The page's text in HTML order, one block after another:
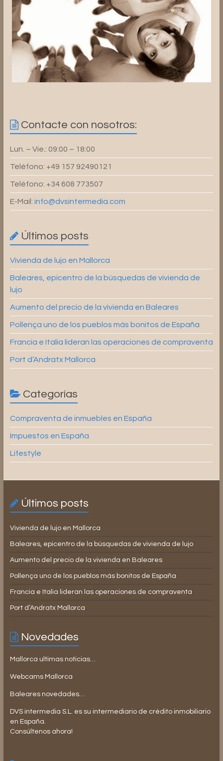
Contacte con nosotros:
Lun. – Vie.: 09:00 – 18:00
Teléfono: +49 157 92490121
Teléfono: +34 608 773507
E-Mail: info@dvsintermedia.com
Últimos posts
Vivienda de lujo en Mallorca
Baleares, epicentro de la búsquedas de vivienda de
lujo
Aumento del precio de la vivienda en Baleares
Pollença uno de los pueblos más bonitos de España
Francia e Italia lideran las operaciones de compraventa
Port d’Andratx Mallorca
Categorías
Compraventa de inmuebles en España
Impuestos en España
Lifestyle
Últimos posts
Vivienda de lujo en Mallorca
Baleares, epicentro de la búsquedas de vivienda de lujo
Aumento del precio de la vivienda en Baleares
Pollença uno de los pueblos más bonitos de España
Francia e Italia lideran las operaciones de compraventa
Port d’Andratx Mallorca
Novedades
Mallorca ultimas noticias…
Webcams Mallorca
Baleares novedades…
DVS intermedia S.L. es su intermediario de crédito inmobiliario
en España.
Consúltenos ahora!